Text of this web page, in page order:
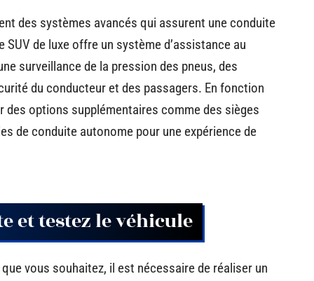
des systèmes avancés qui assurent une conduite
de luxe offre un système d’assistance au
surveillance de la pression des pneus, des
du conducteur et des passagers. En fonction
options supplémentaires comme des sièges
de conduite autonome pour une expérience de
et testez le véhicule
vous souhaitez, il est nécessaire de réaliser un